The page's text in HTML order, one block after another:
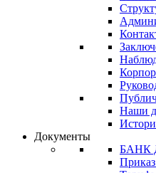
Наши
Документы
БАНК